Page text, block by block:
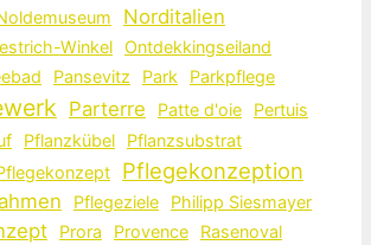
Norditalien
Winkel Ontdekkingseiland
Pansevitz Park Parkpflege
Parterre Patte d'oie
Pertuis
Pflanzkübel
Pflanzsubstrat
Pflegekonzeption
Pflegeziele Philipp Siesmayer
Prora Provence
Rasenoval